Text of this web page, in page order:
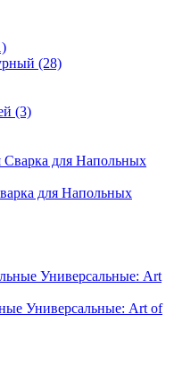
(28)
(3)
для Напольных
Универсальные: Art of